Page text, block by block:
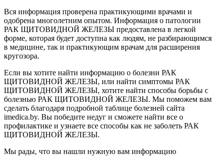
Вся информация проверена практикующими врачами и
одобрена многолетним опытом. Информация о патологии
РАК ЩИТОВИДНОЙ ЖЕЛЕЗЫ предоставлена в легкой
форме, которая будет доступна как людям, не разбирающимся
в медицине, так и практикующим врачам для расширения
кругозора.
Если вы хотите найти информацию о болезни РАК
ЩИТОВИДНОЙ ЖЕЛЕЗЫ, или найти симптомы РАК
ЩИТОВИДНОЙ ЖЕЛЕЗЫ, хотите найти способы борьбы с
болезнью РАК ЩИТОВИДНОЙ ЖЕЛЕЗЫ. Мы поможем вам
сделать благодаря подробной таблице болезней сайта
imedica.by. Вы победите недуг и сможете найти все о
профилактике и узнаете все способы как не заболеть РАК
ЩИТОВИДНОЙ ЖЕЛЕЗЫ.
Мы рады, что вы нашли нужную вам информацию